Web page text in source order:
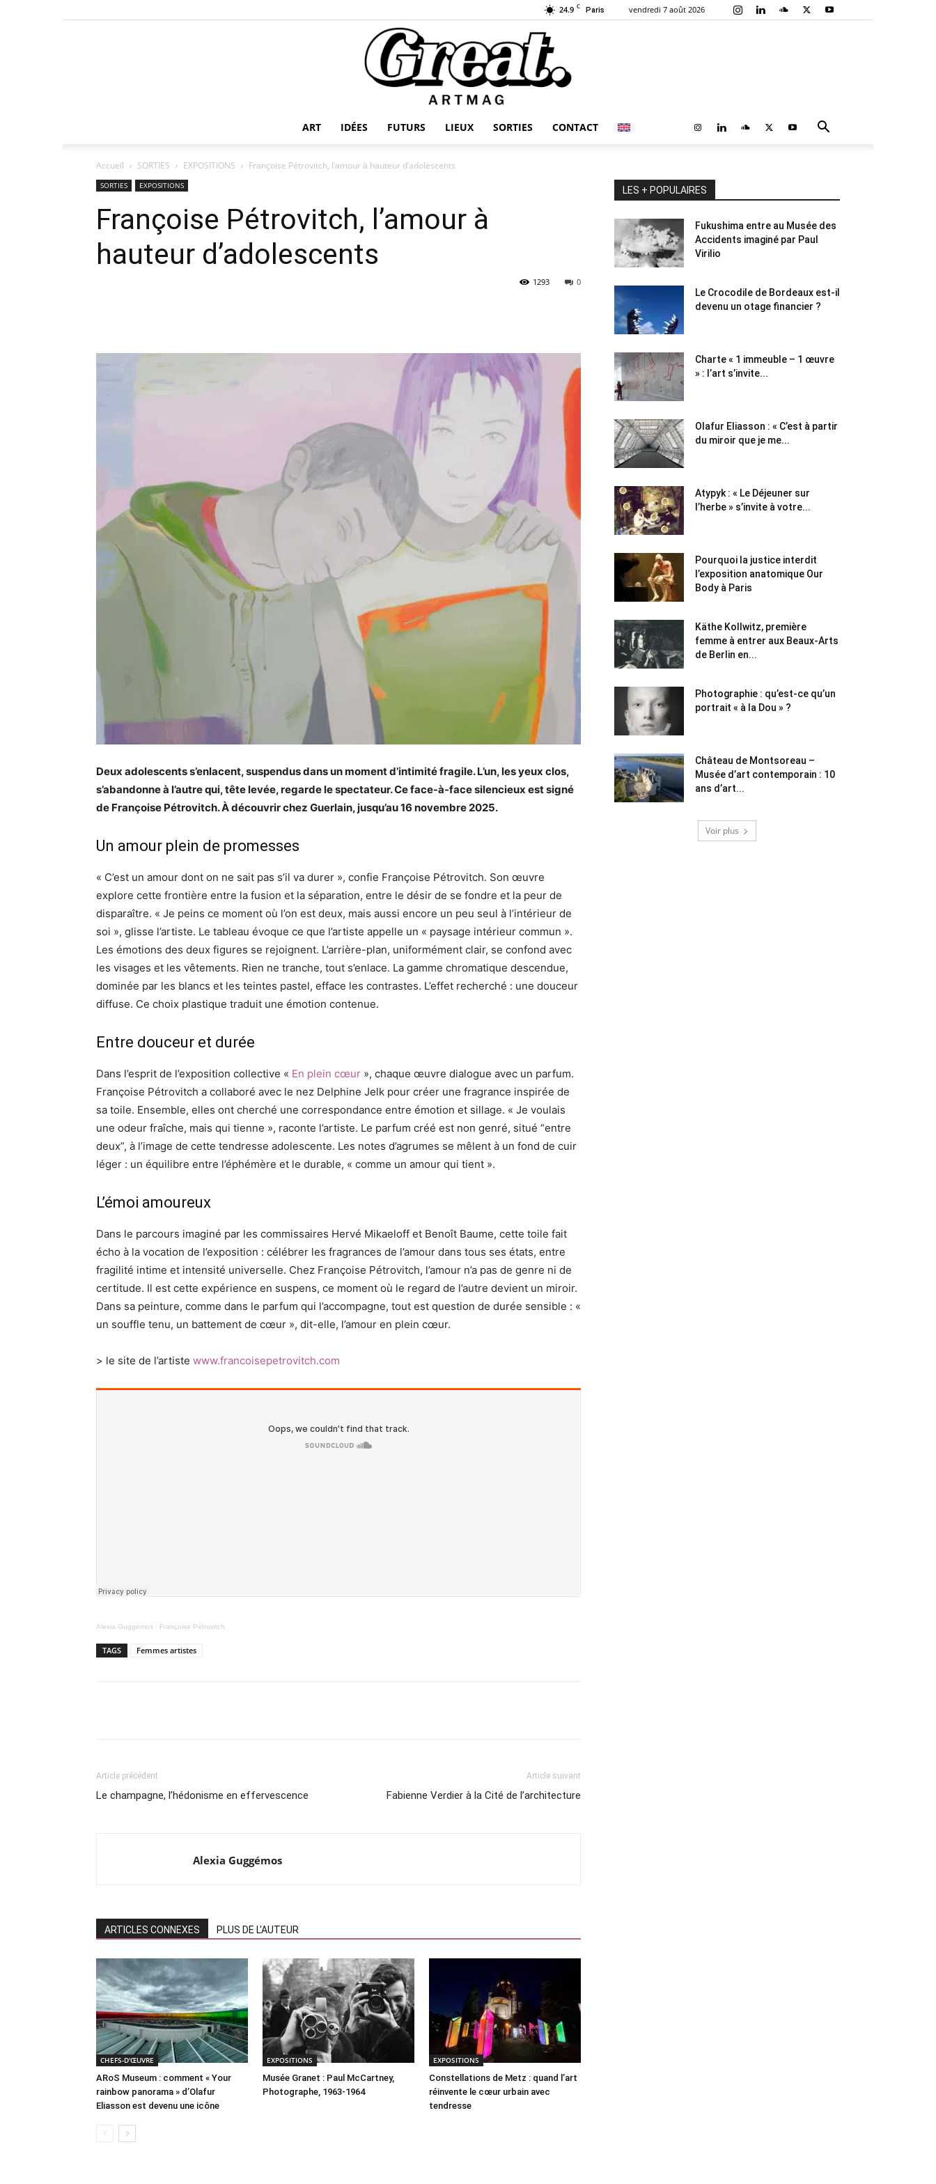
24.9 C Paris vendredi 7 août 2026
ART IDÉES FUTURS LIEUX SORTIES CONTACT
Accueil SORTIES EXPOSITIONS Françoise Pétrovitch, l’amour à hauteur d’adolescents
SORTIES EXPOSITIONS
Françoise Pétrovitch, l’amour à
hauteur d’adolescents
0
1293
Deux adolescents s’enlacent, suspendus dans un moment d’intimité fragile. L’un, les yeux clos,
s’abandonne à l’autre qui, tête levée, regarde le spectateur. Ce face-à-face silencieux est signé
de Françoise Pétrovitch. À découvrir chez Guerlain, jusqu’au 16 novembre 2025.
Un amour plein de promesses
« C’est un amour dont on ne sait pas s’il va durer », confie Françoise Pétrovitch. Son œuvre
explore cette frontière entre la fusion et la séparation, entre le désir de se fondre et la peur de
disparaître. « Je peins ce moment où l’on est deux, mais aussi encore un peu seul à l’intérieur de
soi », glisse l’artiste. Le tableau évoque ce que l’artiste appelle un « paysage intérieur commun ».
Les émotions des deux figures se rejoignent. L’arrière-plan, uniformément clair, se confond avec
les visages et les vêtements. Rien ne tranche, tout s’enlace. La gamme chromatique descendue,
dominée par les blancs et les teintes pastel, efface les contrastes. L’effet recherché : une douceur
diffuse. Ce choix plastique traduit une émotion contenue.
Entre douceur et durée
Dans l’esprit de l’exposition collective « En plein cœur », chaque œuvre dialogue avec un parfum.
Françoise Pétrovitch a collaboré avec le nez Delphine Jelk pour créer une fragrance inspirée de
sa toile. Ensemble, elles ont cherché une correspondance entre émotion et sillage. « Je voulais
une odeur fraîche, mais qui tienne », raconte l’artiste. Le parfum créé est non genré, situé “entre
deux”, à l’image de cette tendresse adolescente. Les notes d’agrumes se mêlent à un fond de cuir
léger : un équilibre entre l’éphémère et le durable, « comme un amour qui tient ».
L’émoi amoureux
Dans le parcours imaginé par les commissaires Hervé Mikaeloff et Benoît Baume, cette toile fait
écho à la vocation de l’exposition : célébrer les fragrances de l’amour dans tous ses états, entre
fragilité intime et intensité universelle. Chez Françoise Pétrovitch, l’amour n’a pas de genre ni de
certitude. Il est cette expérience en suspens, ce moment où le regard de l’autre devient un miroir.
Dans sa peinture, comme dans le parfum qui l’accompagne, tout est question de durée sensible : «
un souffle tenu, un battement de cœur », dit-elle, l’amour en plein cœur.
> le site de l’artiste www.francoisepetrovitch.com
Alexia Guggémos · Françoise Pétrovitch
TAGS Femmes artistes
Article précédent
Le champagne, l’hédonisme en effervescence
Article suivant
Fabienne Verdier à la Cité de l’architecture
Alexia Guggémos
ARTICLES CONNEXES PLUS DE L'AUTEUR
CHEFS-D'ŒUVRE
ARoS Museum : comment « Your
rainbow panorama » d’Olafur
Eliasson est devenu une icône
EXPOSITIONS
Musée Granet : Paul McCartney,
Photographe, 1963-1964
EXPOSITIONS
Constellations de Metz : quand l’art
réinvente le cœur urbain avec
tendresse
LES + POPULAIRES
Fukushima entre au Musée des
Accidents imaginé par Paul
Virilio
Le Crocodile de Bordeaux est-il
devenu un otage financier ?
Charte « 1 immeuble – 1 œuvre
» : l’art s’invite...
Olafur Eliasson : « C’est à partir
du miroir que je me...
Atypyk : « Le Déjeuner sur
l’herbe » s’invite à votre...
Pourquoi la justice interdit
l’exposition anatomique Our
Body à Paris
Käthe Kollwitz, première
femme à entrer aux Beaux-Arts
de Berlin en...
Photographie : qu’est-ce qu’un
portrait « à la Dou » ?
Château de Montsoreau –
Musée d’art contemporain : 10
ans d’art...
Voir plus